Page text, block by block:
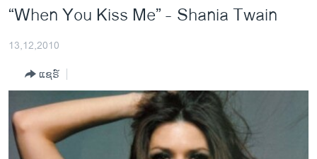
ຂ້າມ
ໄປ
ຊອກ
ການເລືອກຕັ້ງ ປະທານາທີບໍດີ ສະຫະລັດ 2024
ຂ່າວ​ຈີນ
ໂລກ
ເອເຊຍ
ອິດສະຫຼະພາບດ້ານການຂ່າວ
“When You Kiss Me” - Shania Twain
13,12,2010
ແຊຣ໌